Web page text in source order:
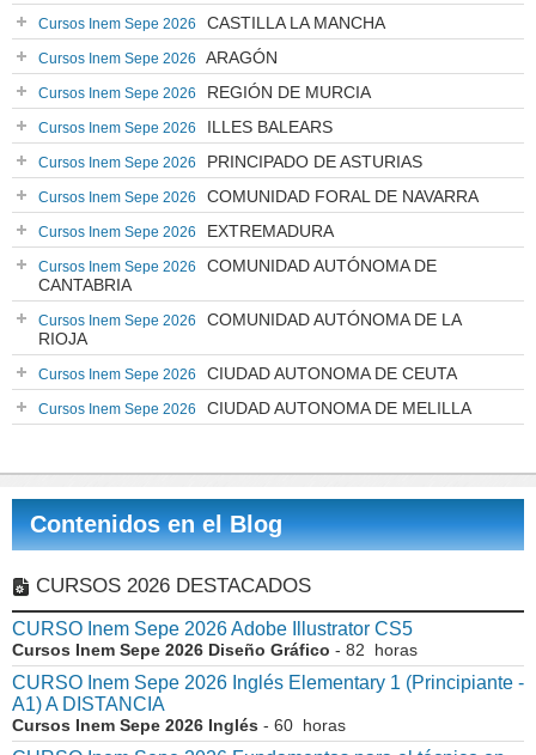
Cursos Inem Sepe 2026 CASTILLA LA MANCHA
Cursos Inem Sepe 2026 ARAGÓN
Cursos Inem Sepe 2026 REGIÓN DE MURCIA
Cursos Inem Sepe 2026 ILLES BALEARS
Cursos Inem Sepe 2026 PRINCIPADO DE ASTURIAS
Cursos Inem Sepe 2026 COMUNIDAD FORAL DE NAVARRA
Cursos Inem Sepe 2026 EXTREMADURA
Cursos Inem Sepe 2026
COMUNIDAD AUTÓNOMA DE
CANTABRIA
Cursos Inem Sepe 2026
COMUNIDAD AUTÓNOMA DE LA
RIOJA
Cursos Inem Sepe 2026 CIUDAD AUTONOMA DE CEUTA
Cursos Inem Sepe 2026 CIUDAD AUTONOMA DE MELILLA
Contenidos en el Blog
CURSOS 2026 DESTACADOS
CURSO Inem Sepe 2026 Adobe Illustrator CS5
Cursos Inem Sepe 2026 Diseño Gráfico - 82 horas
CURSO Inem Sepe 2026 Inglés Elementary 1 (Principiante -
A1) A DISTANCIA
Cursos Inem Sepe 2026 Inglés - 60 horas